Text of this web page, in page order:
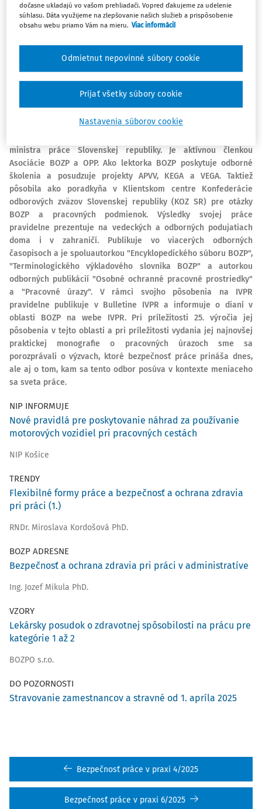
výskum práce a rodiny (ďalej len "IVPR") v Bratislave. Jej
vedecko-výskumná činnosť je zameraná na pracovné
životného prostredia, ako aj na výchovu a vzdelávanie v oblasti
BOZP. Aktívne sa podieľa na národných a medzinárodných
projektoch týkajúcich sa BOZP a pracovných podmienok vrátane
autoritou na domácej aj medzinárodnej scéne, aktívne pôsobí
bezpečnosť a ochranu zdravia pri práci (ďalej len "EU-OSHA") a
ministra práce Slovenskej republiky. Je aktívnou členkou
Asociácie BOZP a OPP. Ako lektorka BOZP poskytuje odborné
školenia a posudzuje projekty APVV, KEGA a VEGA. Taktiež
pôsobila ako poradkyňa v Klientskom centre Konfederácie
odborových zväzov Slovenskej republiky (KOZ SR) pre otázky
BOZP a pracovných podmienok. Výsledky svojej práce
pravidelne prezentuje na vedeckých a odborných podujatiach
doma i v zahraničí. Publikuje vo viacerých odborných
časopisoch a je spoluautorkou "Encyklopedického súboru BOZP",
"Terminologického výkladového slovníka BOZP" a autorkou
odborných publikácií "Osobné ochranné pracovné prostriedky"
a "Pracovné úrazy". V rámci svojho pôsobenia na IVPR
pravidelne publikuje v Bulletine IVPR a informuje o dianí v
oblasti BOZP na webe IVPR. Pri príležitosti 25. výročia jej
pôsobenia v tejto oblasti a pri príležitosti vydania jej najnovšej
praktickej monografie o pracovných úrazoch sme sa
porozprávali o výzvach, ktoré bezpečnosť práce prináša dnes,
ale aj o tom, kam sa tento odbor posúva v kontexte meniaceho
sa sveta práce.
NIP INFORMUJE
Nové pravidlá pre poskytovanie náhrad za používanie
motorových vozidiel pri pracovných cestách
NIP Košice
TRENDY
Flexibilné formy práce a bezpečnosť a ochrana zdravia
pri práci (1.)
RNDr. Miroslava Kordošová PhD.
BOZP ADRESNE
Bezpečnosť a ochrana zdravia pri práci v administratíve
Ing. Jozef Mikula PhD.
VZORY
Lekársky posudok o zdravotnej spôsobilosti na prácu pre
kategórie 1 až 2
BOZPO s.r.o.
DO POZORNOSTI
Stravovanie zamestnancov a stravné od 1. apríla 2025
Bezpečnosť práce v praxi 4/2025
Bezpečnosť práce v praxi 6/2025
dočasne ukladajú vo vašom prehliadači. Vopred ďakujeme za udelenie
súhlasu. Dáta využijeme na zlepšovanie našich služieb a prispôsobenie
obsahu webu priamo Vám na mieru. Viac informácií
Nastavenia súborov cookie
Odmietnut nepovinné súbory cookie
Prijať všetky súbory cookie